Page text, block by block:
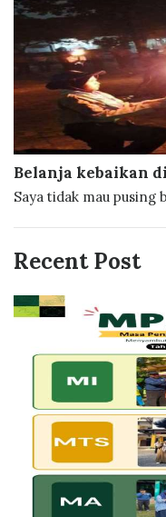
Belanja kebaikan
Saya tidak mau pusing
Recent Post